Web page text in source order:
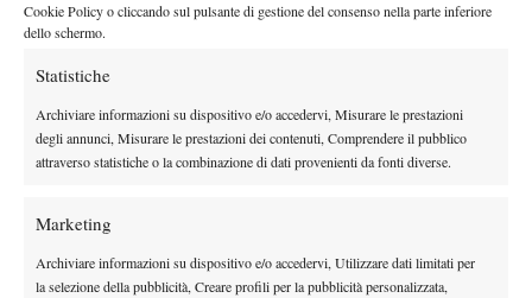
Cookie Policy o cliccando sul pulsante di gestione del consenso nella parte inferiore
dello schermo.
Statistiche
Archiviare informazioni su dispositivo e/o accedervi, Misurare le prestazioni
degli annunci, Misurare le prestazioni dei contenuti, Comprendere il pubblico
attraverso statistiche o la combinazione di dati provenienti da fonti diverse.
Marketing
Archiviare informazioni su dispositivo e/o accedervi, Utilizzare dati limitati per
la selezione della pubblicità, Creare profili per la pubblicità personalizzata,
DI TENDENZA
News
News